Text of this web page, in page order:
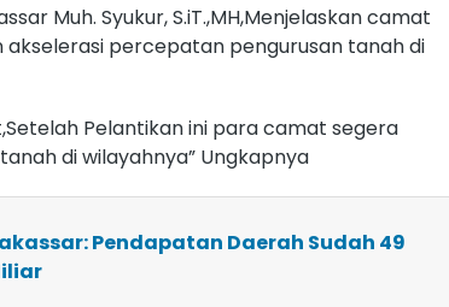
Muh. Syukur, S.iT.,MH,Menjelaskan camat
percepatan pengurusan tanah di
Pelantikan ini para camat segera
di wilayahnya” Ungkapnya
Pendapatan Daerah Sudah 49